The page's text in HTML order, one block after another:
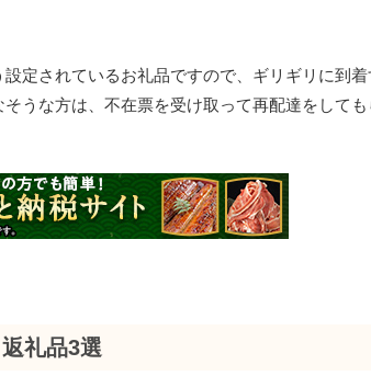
定されているお礼品ですので、ギリギリに到
うな方は、不在票を受け取って再配達をして
礼品3選